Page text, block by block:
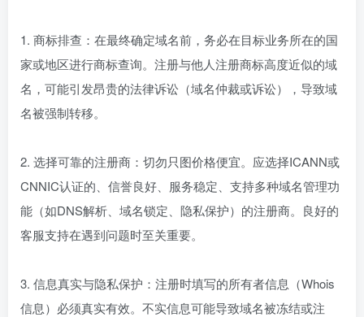
1. 商标排查：在最终确定域名前，务必在目标业务所在的国
家或地区进行商标查询。注册与他人注册商标高度近似的域
名，可能引发昂贵的法律诉讼（域名仲裁或诉讼），导致域
名被强制转移。
2. 选择可靠的注册商：切勿只图价格便宜。应选择ICANN或
CNNIC认证的、信誉良好、服务稳定、支持多种域名管理功
能（如DNS解析、域名锁定、隐私保护）的注册商。良好的
客服支持在遇到问题时至关重要。
3. 信息真实与隐私保护：注册时填写的所有者信息（Whois
信息）必须真实有效。不实信息可能导致域名被冻结或注